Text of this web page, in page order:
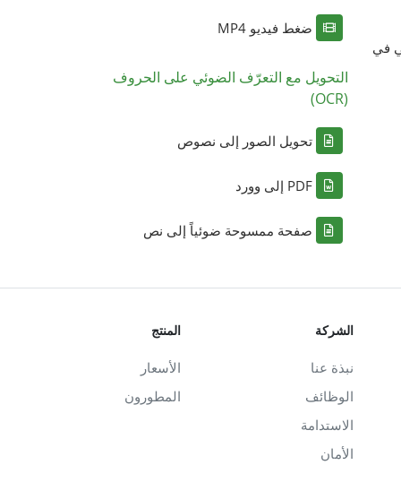
في
ضغط فيديو MP4
التحويل مع التعرّف الضوئي على الحروف
(OCR)
تحويل الصور إلى نصوص
PDF إلى وورد
صفحة ممسوحة ضوئياً إلى نص
الشركة
نبذة عنا
الوظائف
الاستدامة
الأمان
المنتج
الأسعار
المطورون